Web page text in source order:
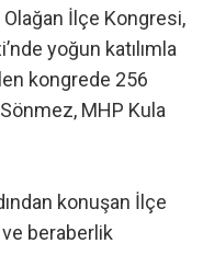
Olağan İlçe Kongresi,
yoğun katılımla
kongrede 256
MHP Kula
konuşan İlçe
beraberlik